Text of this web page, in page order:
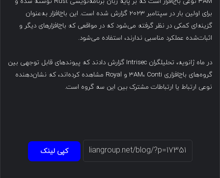
برای اولین بار در سپتامبر ۲۰۲۳ گزارش شده است. این باج‌افزار به‌عنوان
گزینه‌ای کمکی در نظر گرفته می‌شود که در مواقعی که باج‌افزارهای دیگر و
اثبات‌شده عملکرد مناسبی ندارند، استفاده می‌شود.
در ماه ژانویه، تحلیلگران Intrisec گزارش دادند که پیوندهای قابل توجهی بین
گروه‌های باج‌افزاری ۳AM، Conti و Royal مشاهده کرده‌اند، که نشان‌دهنده
نوعی ارتباط یا ارتباطات مشترک بین این سه گروه است.
کپی لینک